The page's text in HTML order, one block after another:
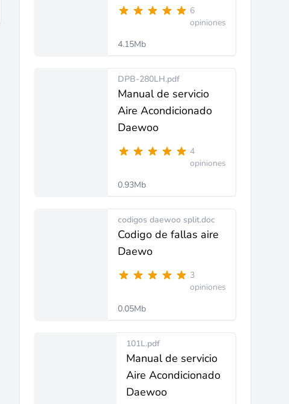
6
opiniones
4.15Mb
DPB-280LH.pdf
Manual de servicio
Aire Acondicionado
Daewoo
4
opiniones
0.93Mb
codigos daewoo split.doc
Codigo de fallas aire
Daewo
3
opiniones
0.05Mb
101L.pdf
Manual de servicio
Aire Acondicionado
Daewoo